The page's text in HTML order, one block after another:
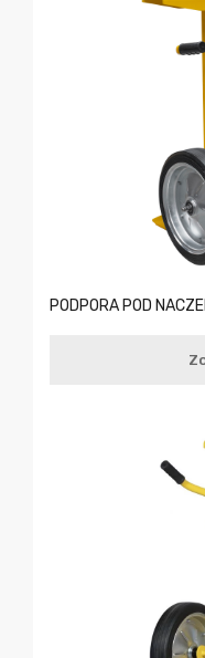
PODPORA POD